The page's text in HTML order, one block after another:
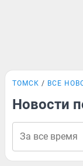
ТОМСК ВСЕ
Новости